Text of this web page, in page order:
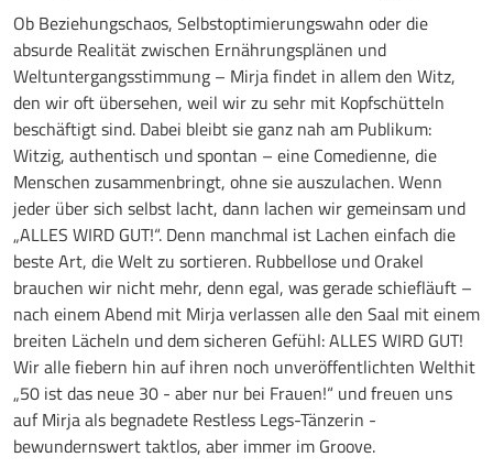
Ob Beziehungschaos, Selbstoptimierungswahn oder die
absurde Realität zwischen Ernährungsplänen und
Weltuntergangsstimmung – Mirja findet in allem den Witz,
den wir oft übersehen, weil wir zu sehr mit Kopfschütteln
beschäftigt sind. Dabei bleibt sie ganz nah am Publikum:
Witzig, authentisch und spontan – eine Comedienne, die
Menschen zusammenbringt, ohne sie auszulachen. Wenn
jeder über sich selbst lacht, dann lachen wir gemeinsam und
„ALLES WIRD GUT!“. Denn manchmal ist Lachen einfach die
beste Art, die Welt zu sortieren. Rubbellose und Orakel
brauchen wir nicht mehr, denn egal, was gerade schiefläuft –
nach einem Abend mit Mirja verlassen alle den Saal mit einem
breiten Lächeln und dem sicheren Gefühl: ALLES WIRD GUT!
Wir alle fiebern hin auf ihren noch unveröffentlichten Welthit
„50 ist das neue 30 - aber nur bei Frauen!“ und freuen uns
auf Mirja als begnadete Restless Legs-Tänzerin -
bewundernswert taktlos, aber immer im Groove.